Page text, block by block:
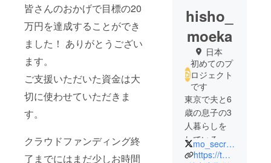
皆さんのおかげで目標の20
万円を達成することができ
ました！ ありがとうござい
ます。
ご支援いただいた資金は大
切に使わせていただきま
す。
クラウドファンディング終
了までにはまだ少しお時間
hisho_
moeka
日本
初めてのプ
ロジェクト
です
東京で夫と6
歳の息子の3
人暮らしを
している
moekaと申
mo_secretary
https://twitter.com/mo_secretary